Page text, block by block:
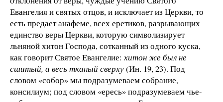
Евангелия и святых отцов, и исключает из Церкви, то
есть предает анафеме, всех еретиков, разрывающих
единство веры Церкви, которую символизирует
льняной хитон Господа, сотканный из одного куска,
как говорит Святое Евангелие:хитон же был не
сшитый, а весь тканый сверху(Ин. 19, 23). Под
словом «собор» мы подразумеваем собрание,
консилиум; под словом «ересь» подразумеваем чье-